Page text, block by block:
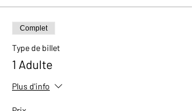
Complet
Type de billet
1 Adulte
Plus d'info